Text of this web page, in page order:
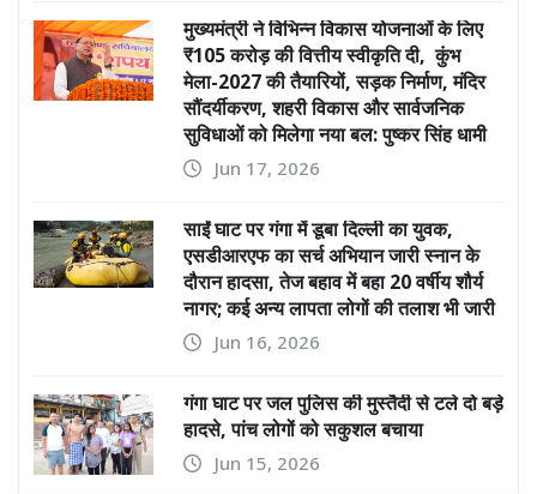
मुख्यमंत्री ने विभिन्न विकास योजनाओं के लिए
₹105 करोड़ की वित्तीय स्वीकृति दी, कुंभ
मेला-2027 की तैयारियों, सड़क निर्माण, मंदिर
सौंदर्यीकरण, शहरी विकास और सार्वजनिक
सुविधाओं को मिलेगा नया बल: पुष्कर सिंह धामी
Jun 17, 2026
साईं घाट पर गंगा में डूबा दिल्ली का युवक,
एसडीआरएफ का सर्च अभियान जारी स्नान के
दौरान हादसा, तेज बहाव में बहा 20 वर्षीय शौर्य
नागर; कई अन्य लापता लोगों की तलाश भी जारी
Jun 16, 2026
गंगा घाट पर जल पुलिस की मुस्तैदी से टले दो बड़े
हादसे, पांच लोगों को सकुशल बचाया
Jun 15, 2026